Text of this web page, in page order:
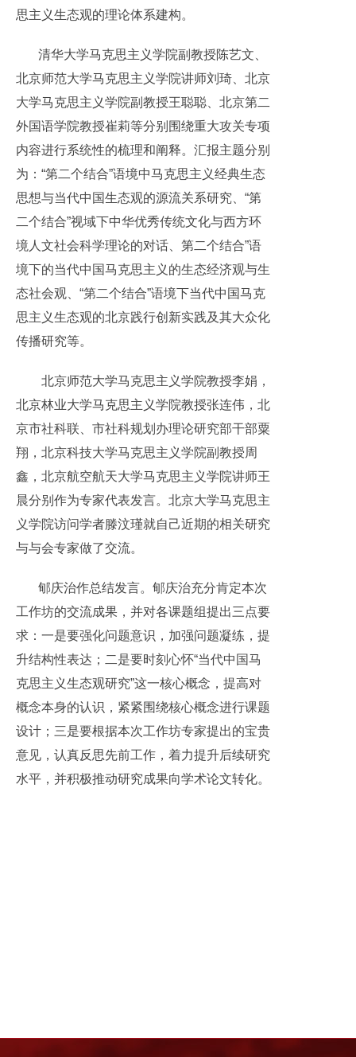
思主义生态观的理论体系建构。
清华大学马克思主义学院副教授陈艺文、
北京师范大学马克思主义学院讲师刘琦、北京
大学马克思主义学院副教授王聪聪、北京第二
外国语学院教授崔莉等分别围绕重大攻关专项
内容进行系统性的梳理和阐释。汇报主题分别
为：“第二个结合”语境中马克思主义经典生态
思想与当代中国生态观的源流关系研究、“第
二个结合”视域下中华优秀传统文化与西方环
境人文社会科学理论的对话、第二个结合”语
境下的当代中国马克思主义的生态经济观与生
态社会观、“第二个结合”语境下当代中国马克
思主义生态观的北京践行创新实践及其大众化
传播研究等。
北京师范大学马克思主义学院教授李娟，
北京林业大学马克思主义学院教授张连伟，北
京市社科联、市社科规划办理论研究部干部粟
翔，北京科技大学马克思主义学院副教授周
鑫，北京航空航天大学马克思主义学院讲师王
晨分别作为专家代表发言。北京大学马克思主
义学院访问学者滕汶瑾就自己近期的相关研究
与与会专家做了交流。
郇庆治作总结发言。郇庆治充分肯定本次
工作坊的交流成果，并对各课题组提出三点要
求：一是要强化问题意识，加强问题凝练，提
升结构性表达；二是要时刻心怀“当代中国马
克思主义生态观研究”这一核心概念，提高对
概念本身的认识，紧紧围绕核心概念进行课题
设计；三是要根据本次工作坊专家提出的宝贵
意见，认真反思先前工作，着力提升后续研究
水平，并积极推动研究成果向学术论文转化。